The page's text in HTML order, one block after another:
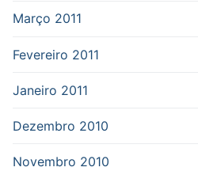
Março 2011
Fevereiro 2011
Janeiro 2011
Dezembro 2010
Novembro 2010